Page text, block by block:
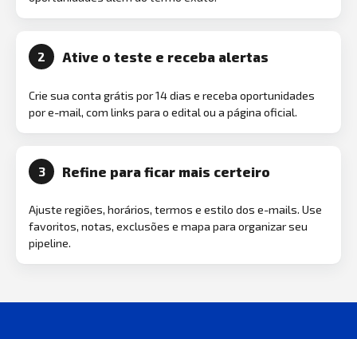
2 Ative o teste e receba alertas
Crie sua conta grátis por 14 dias e receba oportunidades
por e-mail, com links para o edital ou a página oficial.
3 Refine para ficar mais certeiro
Ajuste regiões, horários, termos e estilo dos e-mails. Use
favoritos, notas, exclusões e mapa para organizar seu
pipeline.